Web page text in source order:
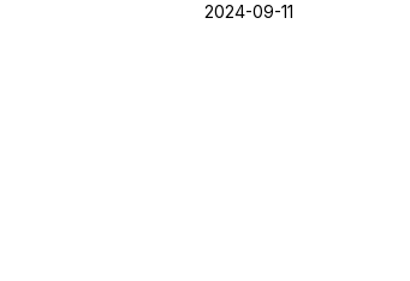
2024-09-11